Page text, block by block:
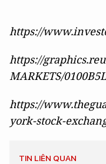
https://
https://
MARKETS/
https://
york-stock-
TIN LIÊN QUAN